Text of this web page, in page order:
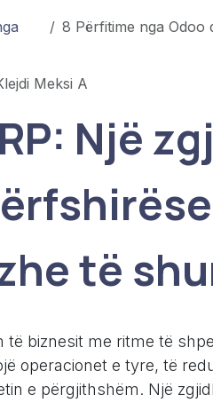
8 Përfitime nga Odoo që
Meksi A
Një
të
të biznesit me ritme të
operacionet e tyre, të
e përgjithshëm. Një